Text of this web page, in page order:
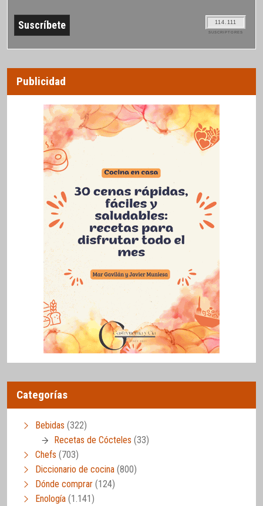
114.111
SUSCRIPTORES
Publicidad
Categorías
Bebidas (322)
Recetas de Cócteles (33)
Chefs (703)
Diccionario de cocina (800)
Dónde comprar (124)
Enología (1.141)